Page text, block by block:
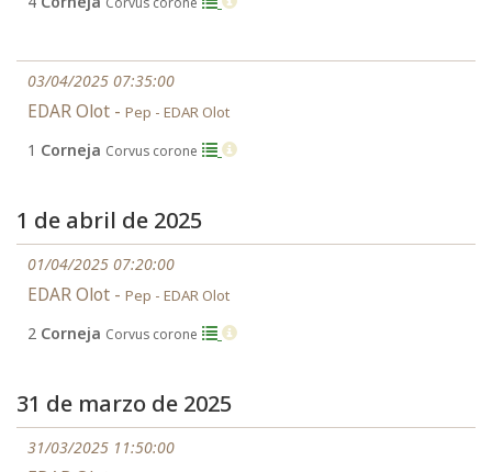
03/04/2025 07:35:00
EDAR Olot - Pep - EDAR Olot
1 Corneja Corvus corone
1 de abril de 2025
01/04/2025 07:20:00
EDAR Olot - Pep - EDAR Olot
2 Corneja Corvus corone
31 de marzo de 2025
31/03/2025 11:50:00